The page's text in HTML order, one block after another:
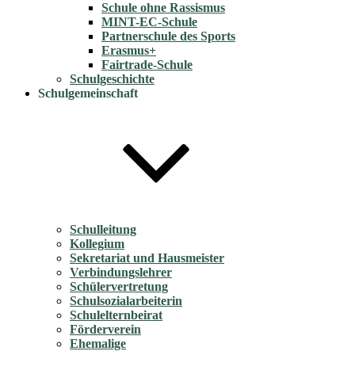
Schule ohne Rassismus
MINT-EC-Schule
Partnerschule des Sports
Erasmus+
Fairtrade-Schule
Schulgeschichte
Schulgemeinschaft
Schulleitung
Kollegium
Sekretariat und Hausmeister
Verbindungslehrer
Schülervertretung
Schulsozialarbeiterin
Schulelternbeirat
Förderverein
Ehemalige